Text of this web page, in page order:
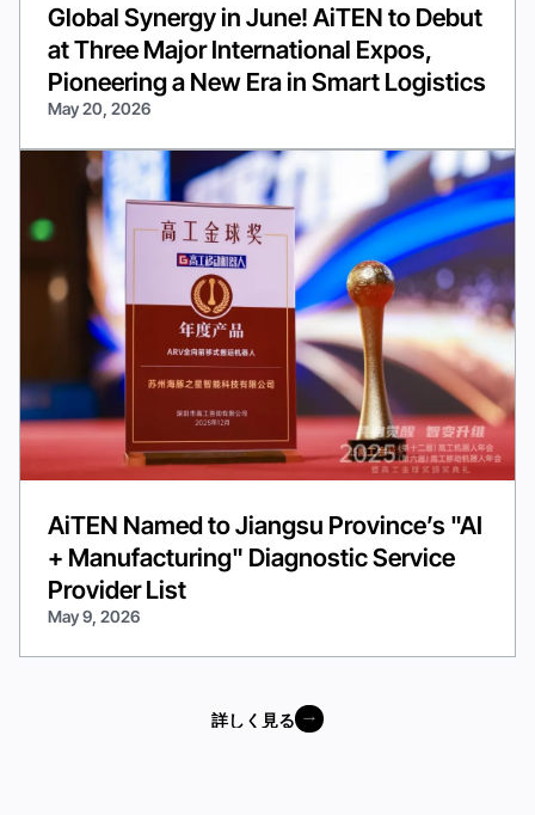
Global Synergy in June! AiTEN to Debut
at Three Major International Expos,
Pioneering a New Era in Smart Logistics
May 20, 2026
AiTEN Named to Jiangsu Province’s "AI
+ Manufacturing" Diagnostic Service
Provider List
May 9, 2026
詳しく見る